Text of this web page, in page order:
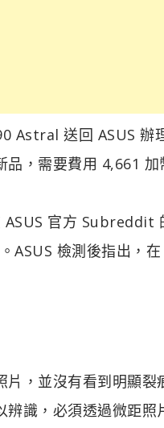
Astral 送回 ASUS 辦
，需要費用 4,661
ASUS 官方 Subreddit
ASUS 檢測後指出，
，並沒有看到明顯
識，必須透過微距